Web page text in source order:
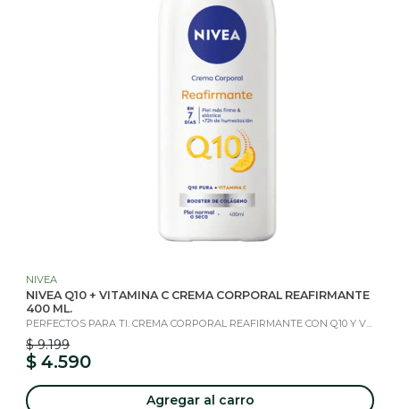
NIVEA
NIVEA Q10 + VITAMINA C CREMA CORPORAL REAFIRMANTE
400 ML.
PERFECTOS PARA TI. CREMA CORPORAL REAFIRMANTE CON Q10 Y V...
$ 9.199
$ 4.590
Agregar al carro